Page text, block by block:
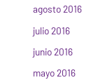
agosto 2016
julio 2016
junio 2016
mayo 2016